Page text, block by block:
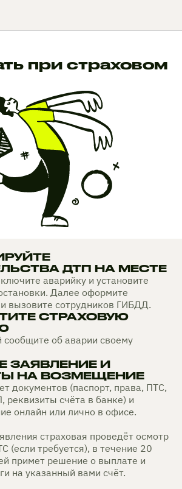
при страховом
ДТП НА МЕСТЕ
аварийку и установите
Далее оформите
вызовите сотрудников ГИБДД.
СТРАХОВУЮ
сообщите об аварии своему
ЗАЯВЛЕНИЕ И
НА ВОЗМЕЩЕНИЕ
документов (паспорт, права, ПТС,
реквизиты счёта в банке) и
онлайн или лично в офисе.
страховая проведёт осмотр
(если требуется), в течение 20
примет решение о выплате и
на указанный вами счёт.